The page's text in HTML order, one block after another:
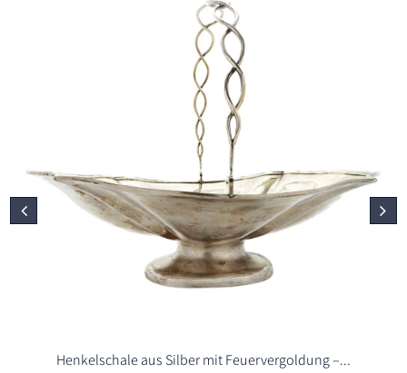
Henkelschale aus Silber mit Feuervergoldung –...